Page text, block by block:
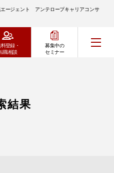
ージェント アンテロープキャリアコンサ
登録・
職相談
募集中の
セミナー
結果